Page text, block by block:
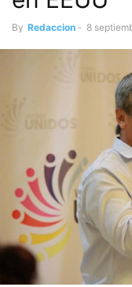
By Redaccion - 8